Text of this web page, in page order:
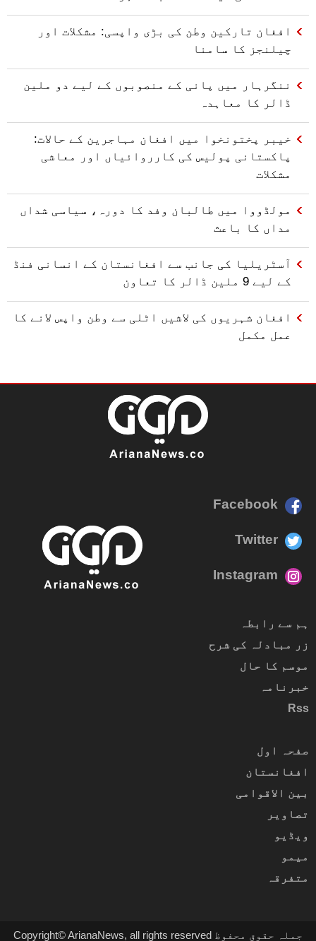
افغان تارکین وطن کی بڑی واپسی: مشکلات اور
چیلنجز کا سامنا
ننگرہار میں پانی کے منصوبوں کے لیے دو ملین
ڈالر کا معاہدہ
خیبر پختونخوا میں افغان مہاجرین کے حالات:
پاکستانی پولیس کی کارروائیاں اور معاشی
مشکلات
مولڈووا میں طالبان وفد کا دورہ، سیاسی شداں
مداں کا باعث
آسٹریلیا کی جانب سے افغانستان کے انسانی فنڈ
کے لیے 9 ملین ڈالر کا تعاون
افغان شہریوں کی لاشیں اٹلی سے وطن واپس لانے کا
عمل مکمل
Facebook
Twitter
Instagram
ہم سے رابطہ
زر مبادلہ کی شرح
موسم کا حال
خبرنامہ
Rss
صفحہ اول
افغانستان
بین الاقوامی
تصاویر
ویڈیو
میمو
متفرقہ
Copyright© ArianaNews, all rights reserved جملہ حقوق محفوظ